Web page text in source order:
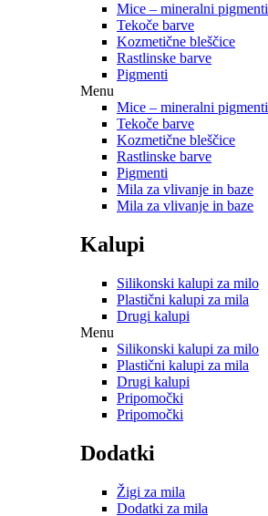
Mice – mineralni pigmenti
Tekoče barve
Kozmetične bleščice
Rastlinske barve
Pigmenti
Menu
Mice – mineralni pigmenti
Tekoče barve
Kozmetične bleščice
Rastlinske barve
Pigmenti
Mila za vlivanje in baze
Mila za vlivanje in baze
Kalupi
Silikonski kalupi za milo
Plastični kalupi za mila
Drugi kalupi
Menu
Silikonski kalupi za milo
Plastični kalupi za mila
Drugi kalupi
Pripomočki
Pripomočki
Dodatki
Žigi za mila
Dodatki za mila